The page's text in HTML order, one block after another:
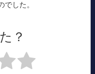
でした。
？